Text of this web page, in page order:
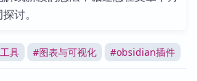
讨。
具 #图表与可视化 #obsidian插件